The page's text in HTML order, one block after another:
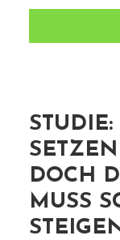
DOCH
MUSS